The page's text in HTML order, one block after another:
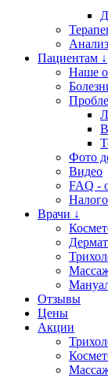
Пациентам ↓
Наше
Фото
Видео
FAQ -
Врачи ↓
Отзывы
Цены
Акции